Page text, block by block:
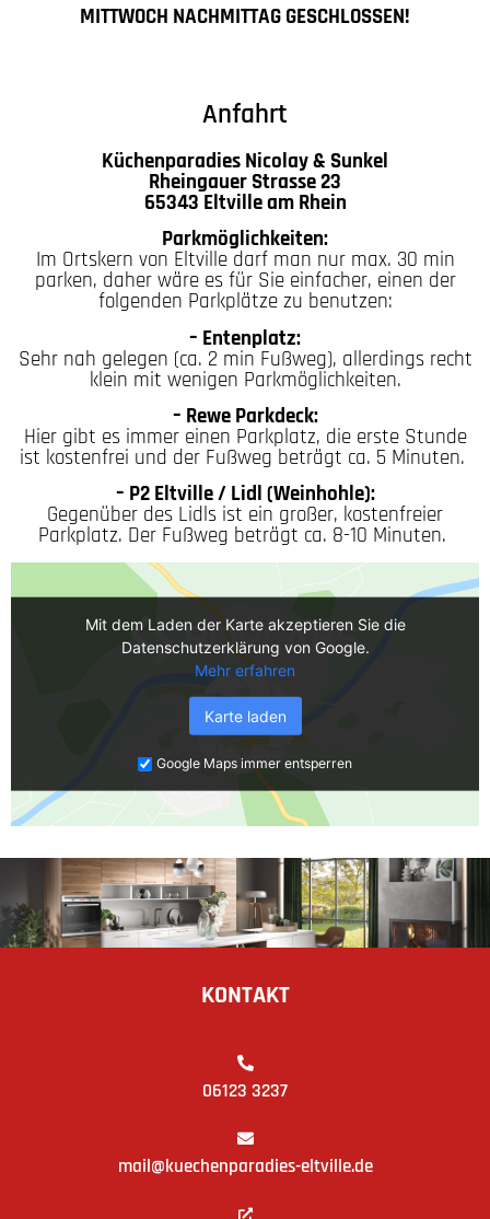
MITTWOCH NACHMITTAG GESCHLOSSEN!
Anfahrt
Küchenparadies Nicolay & Sunkel
Rheingauer Strasse 23
65343 Eltville am Rhein
Parkmöglichkeiten:
Im Ortskern von Eltville darf man nur max. 30 min
parken, daher wäre es für Sie einfacher, einen der
folgenden Parkplätze zu benutzen:
– Entenplatz:
Sehr nah gelegen (ca. 2 min Fußweg), allerdings recht
klein mit wenigen Parkmöglichkeiten.
– Rewe Parkdeck:
Hier gibt es immer einen Parkplatz, die erste Stunde
ist kostenfrei und der Fußweg beträgt ca. 5 Minuten.
– P2 Eltville / Lidl (Weinhohle):
Gegenüber des Lidls ist ein großer, kostenfreier
Parkplatz. Der Fußweg beträgt ca. 8-10 Minuten.
Mit dem Laden der Karte akzeptieren Sie die
Datenschutzerklärung von Google.
Mehr erfahren
Karte laden
Google Maps immer entsperren
KONTAKT
06123 3237
mail@kuechenparadies-eltville.de